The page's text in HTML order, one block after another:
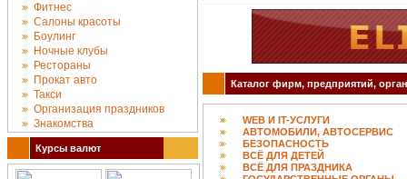
Фитнес
Салоны красоты
Боулинг
Ночные клубы
Рестораны
Прокат авто
Такси
Организация праздников
Знакомства
Курсы валют
Каталог фирм, предприятий,
WEB И IT-УСЛУГИ
АВТОМОБИЛИ, АВТОСЕРВИС
БЕЗОПАСНОСТЬ
ВСЁ ДЛЯ ДЕТЕЙ
ВСЁ ДЛЯ ПРАЗДНИКА